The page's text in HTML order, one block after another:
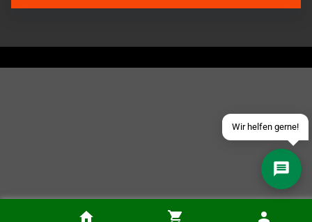
Wir helfen gerne!
Schick uns eine eMail